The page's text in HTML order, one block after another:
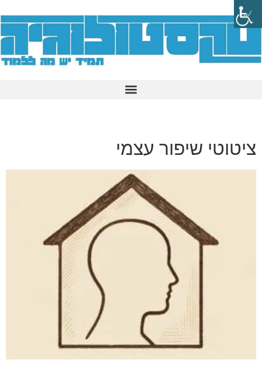
ציטוטי שיפור עצמי